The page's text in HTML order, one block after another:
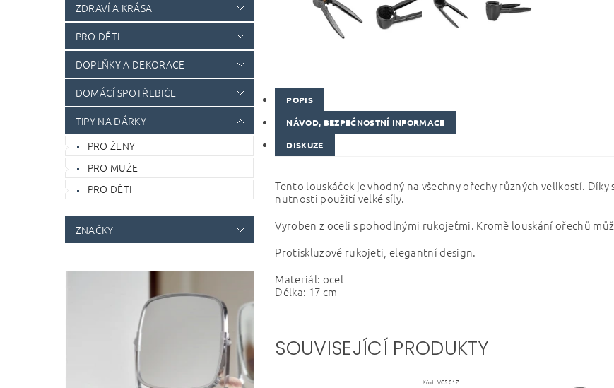
ZDRAVÍ A KRÁSA
PRO DĚTI
DOPLŇKY A DEKORACE
DOMÁCÍ SPOTŘEBIČE
TIPY NA DÁRKY
PRO ŽENY
PRO MUŽE
PRO DĚTI
ZNAČKY
POPIS
NÁVOD, BEZPEČNOSTNÍ INFORMACE
DISKUZE
Tento louskáček je vhodný na všechny ořechy různých velikostí.
nutnosti použití velké síly.
Vyroben z oceli s pohodlnými rukojeťmi. Kromě louskání ořechů
Protiskluzové rukojeti, elegantní design.
Materiál: ocel
Délka: 17 cm
SOUVISEJÍCÍ PRODUKTY
Kód: VG501Z